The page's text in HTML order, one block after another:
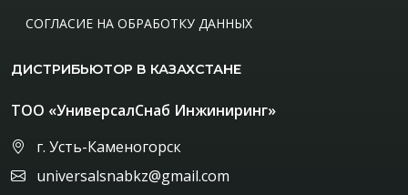
СОГЛАСИЕ НА ОБРАБОТКУ ДАННЫХ
ДИСТРИБЬЮТОР В КАЗАХСТАНЕ
ТОО «УниверсалСнаб Инжиниринг»
г. Усть-Каменогорск
universalsnabkz@gmail.com